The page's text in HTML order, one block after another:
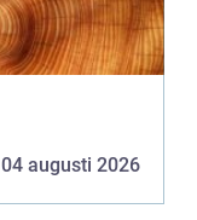
04 augusti 2026